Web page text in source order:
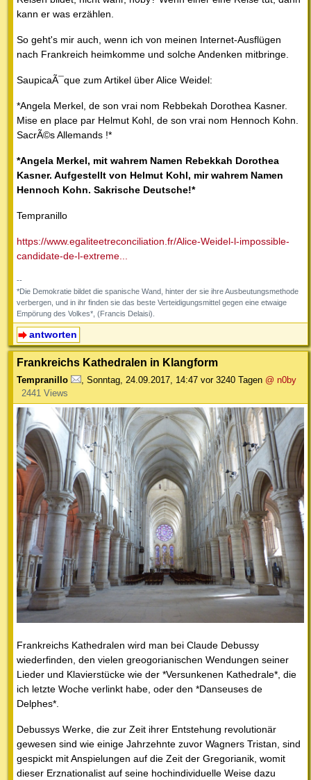
kann er was erzählen.
So geht's mir auch, wenn ich von meinen Internet-Ausflügen
nach Frankreich heimkomme und solche Andenken mitbringe.
SaupicaÃ¯que zum Artikel über Alice Weidel:
*Angela Merkel, de son vrai nom Rebbekah Dorothea Kasner.
Mise en place par Helmut Kohl, de son vrai nom Hennoch Kohn.
SacrÃ©s Allemands !*
*Angela Merkel, mit wahrem Namen Rebekkah Dorothea
Kasner. Aufgestellt von Helmut Kohl, mir wahrem Namen
Hennoch Kohn. Sakrische Deutsche!*
Tempranillo
https://www.egaliteetreconciliation.fr/Alice-Weidel-l-impossible-
candidate-de-l-extreme...
--
*Die Demokratie bildet die spanische Wand, hinter der sie ihre Ausbeutungsmethode
verbergen, und in ihr finden sie das beste Verteidigungsmittel gegen eine etwaige
Empörung des Volkes*, (Francis Delaisi).
antworten
Frankreichs Kathedralen in Klangform
Tempranillo Sonntag, 24.09.2017, 14:47 vor 3240 Tagen @ n0by
2441 Views
Frankreichs Kathedralen wird man bei Claude Debussy
wiederfinden, den vielen greogorianischen Wendungen seiner
Lieder und Klavierstücke wie der *Versunkenen Kathedrale*, die
ich letzte Woche verlinkt habe, oder den *Danseuses de
Delphes*.
Debussys Werke, die zur Zeit ihrer Entstehung revolutionär
gewesen sind wie einige Jahrzehnte zuvor Wagners Tristan, sind
gespickt mit Anspielungen auf die Zeit der Gregorianik, womit
dieser Erznationalist auf seine hochindividuelle Weise dazu